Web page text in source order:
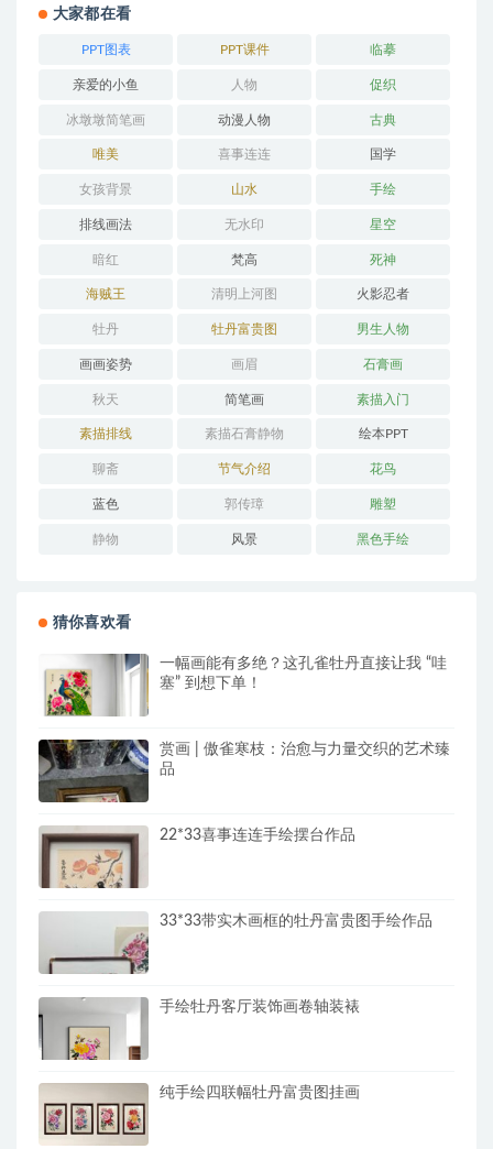
大家都在看
PPT图表 PPT课件 临摹
亲爱的小鱼 人物 促织
冰墩墩简笔画 动漫人物 古典
唯美 喜事连连 国学
女孩背景 山水 手绘
排线画法 无水印 星空
暗红 梵高 死神
海贼王 清明上河图 火影忍者
牡丹 牡丹富贵图 男生人物
画画姿势 画眉 石膏画
秋天 简笔画 素描入门
素描排线 素描石膏静物 绘本PPT
聊斋 节气介绍 花鸟
蓝色 郭传璋 雕塑
静物 风景 黑色手绘
猜你喜欢看
一幅画能有多绝？这孔雀牡丹直接让我 “哇
塞” 到想下单！
赏画 | 傲雀寒枝：治愈与力量交织的艺术臻
品
22*33喜事连连手绘摆台作品
33*33带实木画框的牡丹富贵图手绘作品
手绘牡丹客厅装饰画卷轴装裱
纯手绘四联幅牡丹富贵图挂画